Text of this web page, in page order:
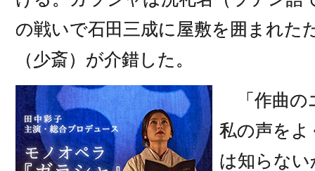
の戦いで石田三成に屋敷を囲まれた
（少斎）が介錯した。
「作曲の
私の声を
は知らな